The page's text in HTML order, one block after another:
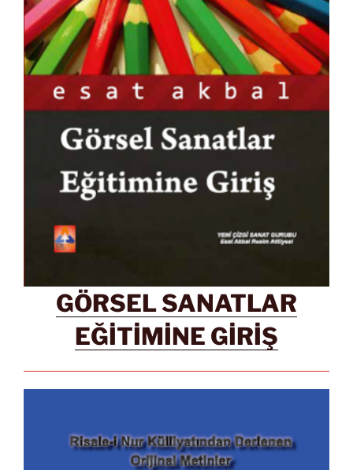
GÖRSEL SANATLAR
EĞİTİMİNE GİRİŞ